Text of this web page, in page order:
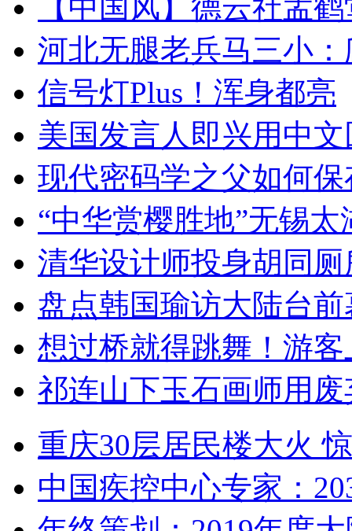
【中国风】德云社孟
河北无腿老兵马三小
信号灯Plus！浑身都亮
美国发言人即兴用中
现代密码学之父如何
“中华赏樱胜地”无锡
清华设计师投身胡同
盘点韩国瑜访大陆台
想过桥就得跳舞！游客
祁连山下玉石画师用
重庆30层居民楼大火
中国疾控中心专家：